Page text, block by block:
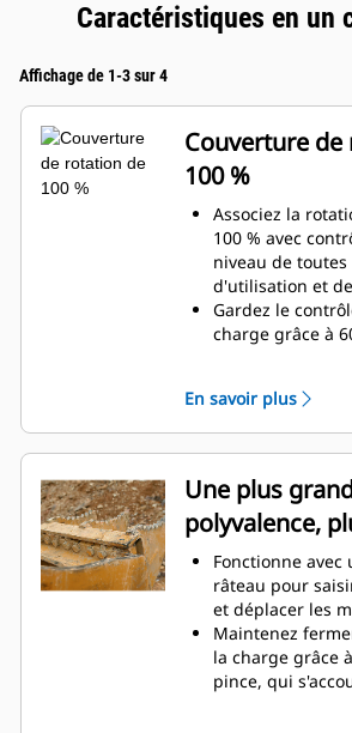
Caractéristiques en un
Affichage de 1-3 sur 4
Couverture
100 %
Associez la
100 % avec
niveau de
d'utilisation et
Gardez le
charge grâce à
Réalisez des
du niveau du
verticaux ou
confinées, en
s'agisse de
murs de pierres
de camions à
des situations où
charge en
Augmentez la
votre machine,
manutention de
En savoir plus
Une plus
polyvalence,
productivité
Fonctionne
râteau pour
et déplacer les
Maintenez
la charge grâce
pince, qui